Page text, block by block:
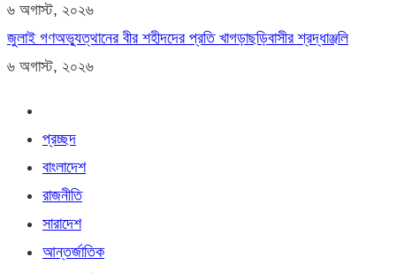
৬ অগাস্ট, ২০২৬
জুলাই গণঅভ্যুত্থানের বীর শহীদদের প্রতি খাগড়াছড়িবাসীর শ্রদ্ধাঞ্জলি
৬ অগাস্ট, ২০২৬
প্রচ্ছদ
বাংলাদেশ
রাজনীতি
সারাদেশ
আন্তর্জাতিক